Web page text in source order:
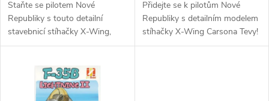
u
d
u
Staňte se pilotem Nové
Republiky s touto detailní
stavebnicí stíhačky X-Wing,
kterou znáte ze seriálu The
model od legendární značky
Revell v měřítku...
Přidejte se k pilotům Nové
Republiky s detailním modelem
stíhačky X-Wing Carsona Tevy!
Tento ikonický stroj, známý ze